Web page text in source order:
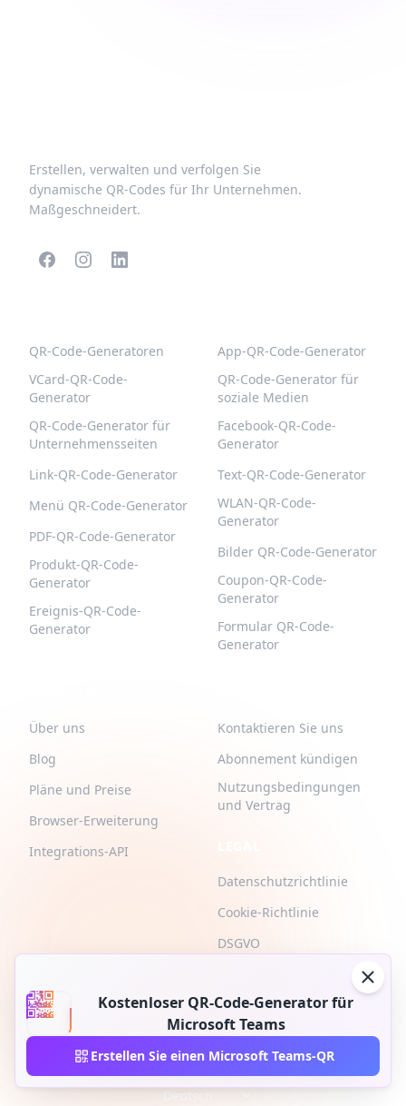
Kostenloser QR-Code-Generator für
Microsoft Teams
Erstellen Sie einen Microsoft Teams-QR
Erstellen, verwalten und verfolgen Sie
dynamische QR-Codes für Ihr Unternehmen.
Maßgeschneidert.
QR-Code-Generatoren
VCard-QR-Code-
Generator
QR-Code-Generator für
Unternehmensseiten
Link-QR-Code-Generator
Menü QR-Code-Generator
PDF-QR-Code-Generator
Produkt-QR-Code-
Generator
Ereignis-QR-Code-
Generator
App-QR-Code-Generator
QR-Code-Generator für
soziale Medien
Facebook-QR-Code-
Generator
Text-QR-Code-Generator
WLAN-QR-Code-
Generator
Bilder QR-Code-Generator
Coupon-QR-Code-
Generator
Formular QR-Code-
Generator
Über uns
Blog
Pläne und Preise
Browser-Erweiterung
Integrations-API
Kontaktieren Sie uns
Abonnement kündigen
Nutzungsbedingungen
und Vertrag
Datenschutzrichtlinie
Cookie-Richtlinie
DSGVO
2026 © QR-Build. QR-Build. Alle Rechte vorbehalten